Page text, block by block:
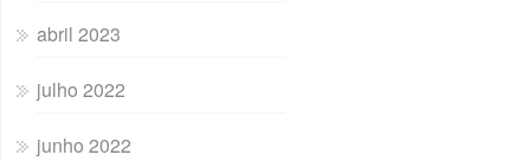
abril 2023
julho 2022
junho 2022